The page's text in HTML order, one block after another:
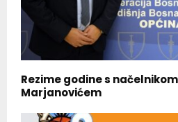
Rezime godine s
Marjanovićem